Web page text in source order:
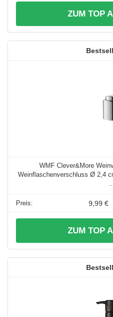
ZUM TOP
WMF Clever&More
Weinflaschenverschluss Ø 2,4
9,99 €
ZUM TOP